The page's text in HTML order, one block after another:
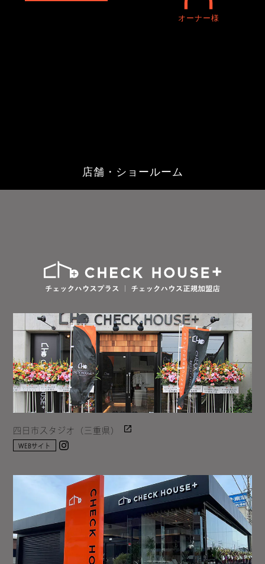
オーナー様
店舗・ショールーム
四日市スタジオ（三重県）
WEBサイト